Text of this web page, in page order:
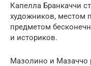
Капелла Бранкаччи
художников, местом
предметом
и историков.
Мазолино и Мазаччо